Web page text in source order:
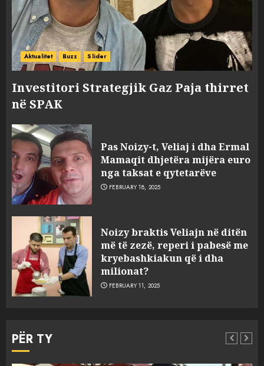
Aktualitet Buzz Slider
Investitori Strategjik Gaz Paja thirret
në SPAK
Pas Noizy-t, Veliaj i dha Ermal
Mamaqit dhjetëra mijëra euro
nga taksat e qytetarëve
FEBRUARY 18, 2025
Noizy braktis Veliajn në ditën
më të zezë, reperi i pabesë me
kryebashkiakun që i dha
milionat?
FEBRUARY 11, 2025
PËR TY
3
sulmuan “One Albania”,
ngjarja u fsheh. A u vodhën
serverat?
MARCH 25, 2025